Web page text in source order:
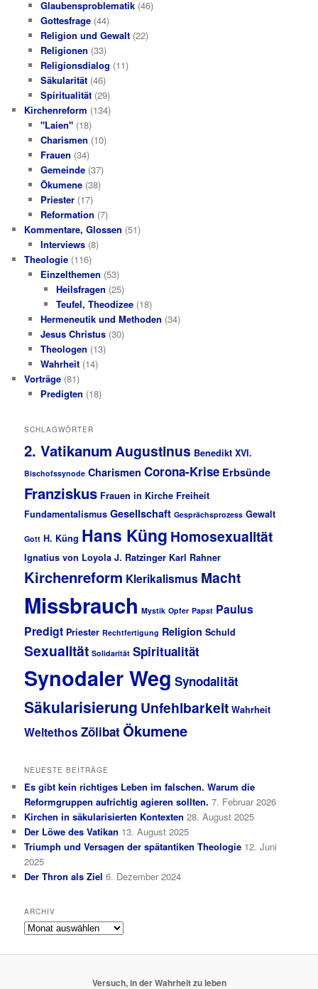
Glaubensproblematik(46)
Gottesfrage(44)
Religion und Gewalt(22)
Religionen (33)
Religionsdialog (11)
Säkularität(46)
Spiritualität(29)
Kirchenreform (134)
"Laien"(18)
Charismen (10)
Frauen (34)
Gemeinde(37)
Ökumene(38)
Priester(17)
Reformation (7)
Kommentare, Glossen (51)
Interviews(8)
Theologie (116)
Einzelthemen (53)
Heilsfragen (25)
Teufel, Theodizee (18)
Hermeneutik und Methoden (34)
Jesus Christus(30)
Theologen (13)
Wahrheit(14)
Vorträge (81)
Predigten (18)
SCHLAGWÖRTER
2. Vatikanum Augustinus Benedikt XVI.
Bischofssynode Charismen Corona-Krise Erbsünde
Franziskus Frauen in Kirche Freiheit
Fundamentalismus Gesellschaft Gesprächsprozess Gewalt
Gott H. Küng Hans Küng Homosexualität
Ignatius von Loyola J. Ratzinger Karl Rahner
Kirchenreform Klerikalismus Macht
Missbrauch Mystik Opfer Papst Paulus
Predigt Priester Rechtfertigung Religion Schuld
Sexualität Solidarität Spiritualität
Synodaler Weg Synodalität
Säkularisierung Unfehlbarkeit Wahrheit
WeltethosZölibatÖkumene
NEUESTE BEITRÄGE
Es gibt kein richtiges Leben im falschen. Warum die
Reformgruppen aufrichtig agieren sollten. 7. Februar 2026
Kirchen in säkularisierten Kontexten 28. August 2025
Der Löwe des Vatikan 13. August 2025
Triumph und Versagen der spätantiken Theologie 12. Juni
2025
Der Thron als Ziel 6. Dezember 2024
ARCHIV
Archiv
Versuch, in der Wahrheit zu leben